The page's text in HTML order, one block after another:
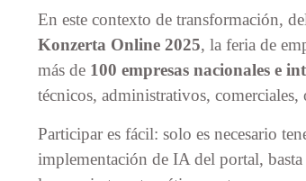
En este contexto de transformación,
Konzerta Online 2025, la feria de
más de 100 empresas nacionales e
técnicos, administrativos,
Participar es fácil: solo es necesario
implementación de IA del portal,